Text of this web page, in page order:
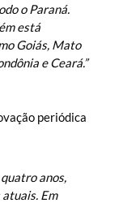
o Paraná.
está
Goiás, Mato
e Ceará.”
periódica
anos,
Em